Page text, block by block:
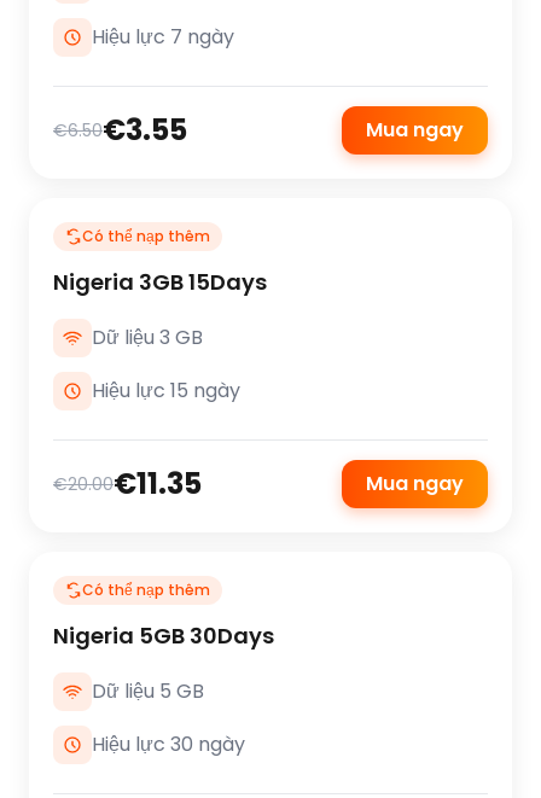
Hiệu lực 7 ngày
€6.50€3.55 Mua ngay
Có thể nạp thêm
Nigeria 3GB 15Days
Dữ liệu 3 GB
Hiệu lực 15 ngày
€20.00€11.35 Mua ngay
Có thể nạp thêm
Nigeria 5GB 30Days
Dữ liệu 5 GB
Hiệu lực 30 ngày